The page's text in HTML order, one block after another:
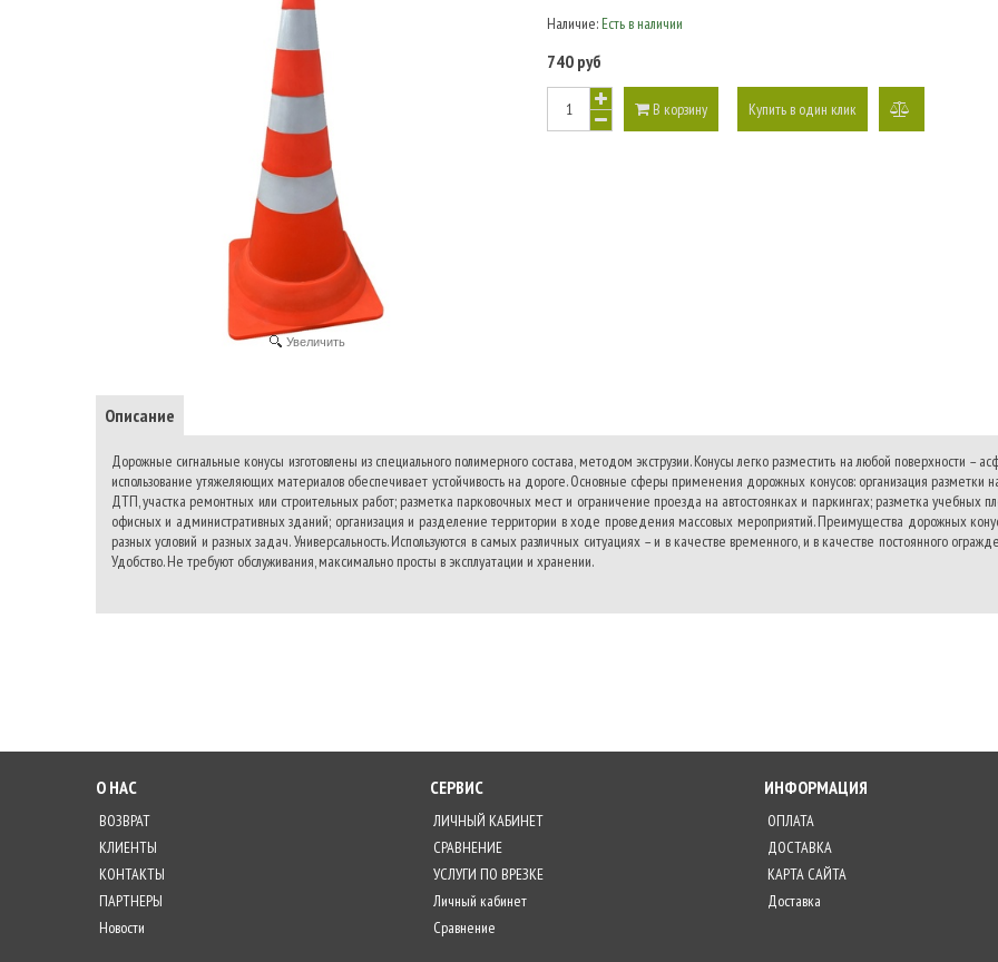
Увеличить
Наличие: Есть в наличии
740 руб
В корзину Купить в один клик
Описание
Дорожные сигнальные конусы изготовлены из специального полимерного состава, методом экструзии. Конусы легко разместить на любой поверхности –
использование утяжеляющих материалов обеспечивает устойчивость на дороге. Основные сферы применения дорожных конусов: организация
ДТП, участка ремонтных или строительных работ; разметка парковочных мест и ограничение проезда на автостоянках и паркингах; разметка учебных
офисных и административных зданий; организация и разделение территории в ходе проведения массовых мероприятий. Преимущества дорожных
разных условий и разных задач. Универсальность. Используются в самых различных ситуациях – и в качестве временного, и в качестве постоянного
Удобство. Не требуют обслуживания, максимально просты в эксплуатации и хранении.
О НАС
ВОЗВРАТ
КЛИЕНТЫ
КОНТАКТЫ
ПАРТНЕРЫ
Новости
СЕРВИС
ЛИЧНЫЙ КАБИНЕТ
СРАВНЕНИЕ
УСЛУГИ ПО ВРЕЗКЕ
Личный кабинет
Сравнение
ИНФОРМАЦИЯ
ОПЛАТА
ДОСТАВКА
КАРТА САЙТА
Доставка